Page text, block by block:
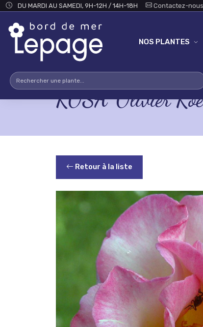
Skip to main content
DU MARDI AU SAMEDI, 9H-12H / 14H-18H Contactez-nous
NOS PLANTES
ROSA 'Olivier
Retour à la liste